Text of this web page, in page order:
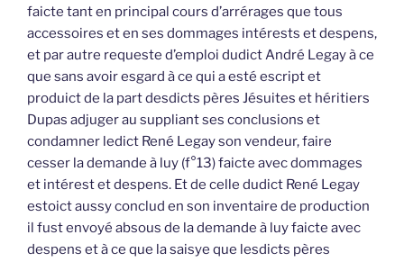
faicte tant en principal cours d’arrérages que tous
accessoires et en ses dommages intérests et despens,
et par autre requeste d’emploi dudict André Legay à ce
que sans avoir esgard à ce qui a esté escript et
produict de la part desdicts pères Jésuites et héritiers
Dupas adjuger au suppliant ses conclusions et
condamner ledict René Legay son vendeur, faire
cesser la demande à luy (f°13) faicte avec dommages
et intérest et despens. Et de celle dudict René Legay
estoict aussy conclud en son inventaire de production
il fust envoyé absous de la demande à luy faicte avec
despens et à ce que la saisye que lesdicts pères